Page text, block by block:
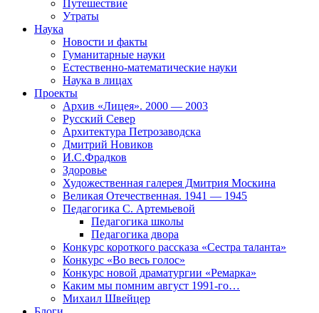
Путешествие
Утраты
Наука
Новости и факты
Гуманитарные науки
Естественно-математические науки
Наука в лицах
Проекты
Архив «Лицея». 2000 — 2003
Русский Север
Архитектура Петрозаводска
Дмитрий Новиков
И.С.Фрадков
Здоровье
Художественная галерея Дмитрия Москина
Великая Отечественная. 1941 — 1945
Педагогика С. Артемьевой
Педагогика школы
Педагогика двора
Конкурс короткого рассказа «Сестра таланта»
Конкурс «Во весь голос»
Конкурс новой драматургии «Ремарка»
Каким мы помним август 1991-го…
Михаил Швейцер